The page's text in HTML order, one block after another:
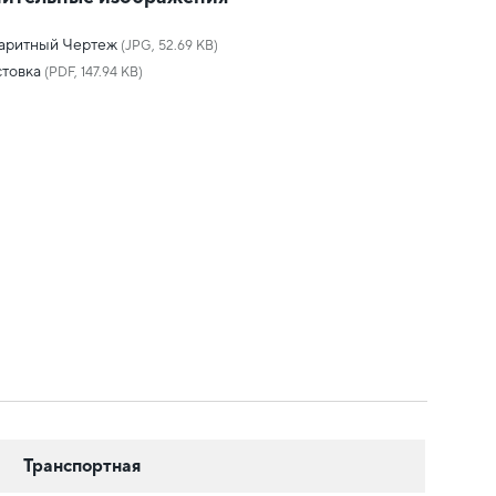
Чертеж (JPG, 52.69 KB)
(PDF, 147.94 KB)
Транспортная